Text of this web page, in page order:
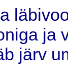
ja
järv